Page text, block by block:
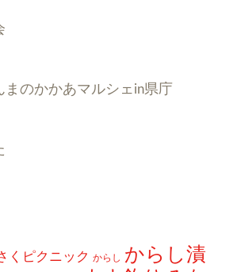
まのかかあマルシェin県庁
くピクニック からし からし漬